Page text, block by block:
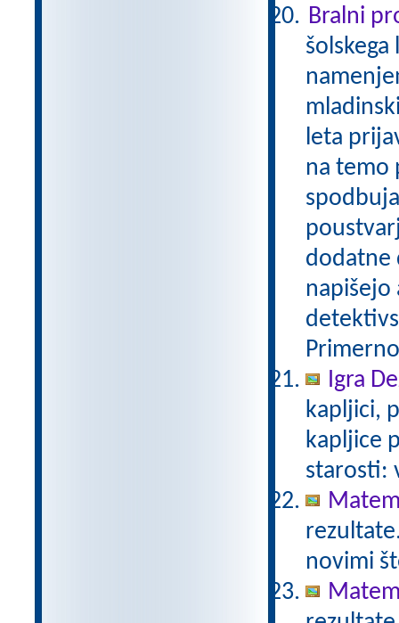
Bralni
leta
na temo
dodatne
napišejo
Igra
kapljici,
kapljice
starosti:
novimi